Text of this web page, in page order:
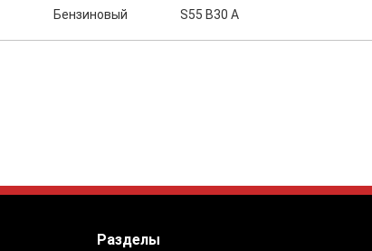
Бензиновый S55 B30 A
Разделы